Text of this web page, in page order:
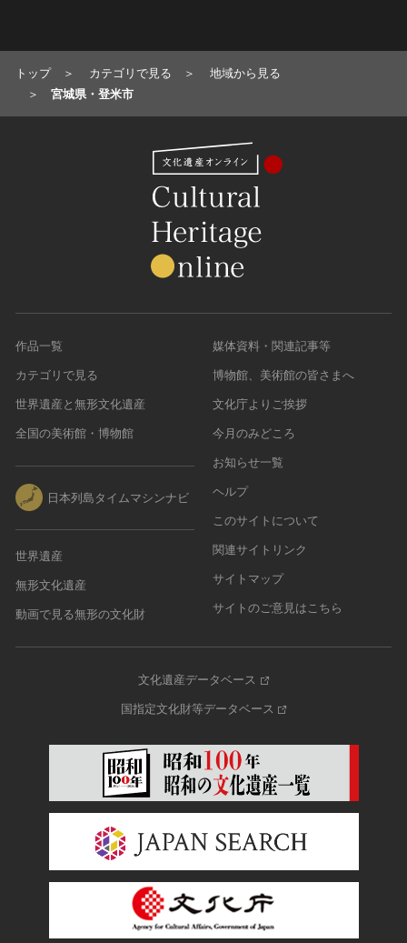
トップ カテゴリで見る
地域から見る
宮城県・登米市
作品一覧
カテゴリで見る
世界遺産と無形文化遺産
全国の美術館・博物館
日本列島タイムマシンナビ
世界遺産
無形文化遺産
動画で見る無形の文化財
媒体資料・関連記事等
博物館、美術館の皆さまへ
文化庁よりご挨拶
今月のみどころ
お知らせ一覧
ヘルプ
このサイトについて
関連サイトリンク
サイトマップ
サイトのご意見はこちら
文化遺産データベース
国指定文化財等データベース